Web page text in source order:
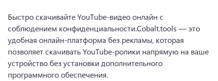
Быстро скачивайте YouTube-видео онлайн с
соблюдением конфиденциальности.Cobalt.tools — это
удобная онлайн-платформа без рекламы, которая
позволяет скачивать YouTube-ролики напрямую на ваше
устройство без установки дополнительного
программного обеспечения.